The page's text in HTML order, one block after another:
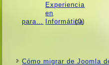
para… (0)
Cómo migrar de Joomla